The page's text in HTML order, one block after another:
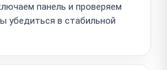
панель и проверяем
убедиться в стабильной